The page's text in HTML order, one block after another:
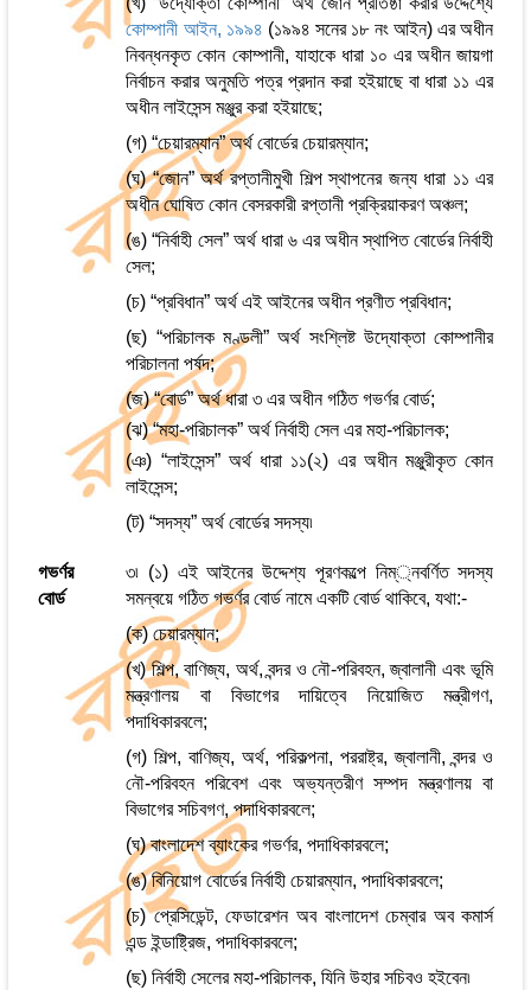
কোম্পানী আইন, ১৯৯৪ (১৯৯৪ সনের ১৮ নং আইন) এর অধীন
নিবন্ধনকৃত কোন কোম্পানী, যাহাকে ধারা ১০ এর অধীন জায়গা
নির্বাচন করার অনুমতি পত্র প্রদান করা হইয়াছে বা ধারা ১১ এর
অধীন লাইসেন্স মঞ্জুর করা হইয়াছে;
(গ) “চেয়ারম্যান” অর্থ বোর্ডের চেয়ারম্যান;
(ঘ) “জোন” অর্থ রপ্তানীমুখী শিল্প স্থাপনের জন্য ধারা ১১ এর
অধীন ঘোষিত কোন বেসরকারী রপ্তানী প্রক্রিয়াকরণ অঞ্চল;
(ঙ) “নির্বাহী সেল” অর্থ ধারা ৬ এর অধীন স্থাপিত বোর্ডের নির্বাহী
সেল;
(চ) “প্রবিধান” অর্থ এই আইনের অধীন প্রণীত প্রবিধান;
(ছ) “পরিচালক মণ্ডলী” অর্থ সংশ্লিষ্ট উদ্যোক্তা কোম্পানীর
পরিচালনা পর্ষদ;
(জ) “বোর্ড” অর্থ ধারা ৩ এর অধীন গঠিত গভর্ণর বোর্ড;
(ঝ) “মহা-পরিচালক” অর্থ নির্বাহী সেল এর মহা-পরিচালক;
(ঞ) “লাইসেন্স” অর্থ ধারা ১১(২) এর অধীন মঞ্জুরীকৃত কোন
লাইসেন্স;
(ট) “সদস্য” অর্থ বোর্ডের সদস্য৷
গভর্ণর
বোর্ড
৩৷ (১) এই আইনের উদ্দেশ্য পূরণকল্পে নিম্্নবর্ণিত সদস্য
সমন্বয়ে গঠিত গভর্ণর বোর্ড নামে একটি বোর্ড থাকিবে, যথা:-
(ক) চেয়ারম্যান;
(খ) শিল্প, বাণিজ্য, অর্থ, বন্দর ও নৌ-পরিবহন, জ্বালানী এবং ভূমি
মন্ত্রণালয় বা বিভাগের দায়িত্বে নিয়োজিত মন্ত্রীগণ,
পদাধিকারবলে;
(গ) শিল্প, বাণিজ্য, অর্থ, পরিকল্পনা, পররাষ্ট্র, জ্বালানী, বন্দর ও
নৌ-পরিবহন পরিবেশ এবং অভ্যন্তরীণ সম্পদ মন্ত্রণালয় বা
বিভাগের সচিবগণ, পদাধিকারবলে;
(ঘ) বাংলাদেশ ব্যাংকের গভর্ণর, পদাধিকারবলে;
(ঙ) বিনিয়োগ বোর্ডের নির্বাহী চেয়ারম্যান, পদাধিকারবলে;
(চ) প্রেসিডেন্ট, ফেডারেশন অব বাংলাদেশ চেম্বার অব কমার্স
এন্ড ইন্ডাষ্ট্রিজ, পদাধিকারবলে;
(ছ) নির্বাহী সেলের মহা-পরিচালক, যিনি উহার সচিবও হইবেন৷